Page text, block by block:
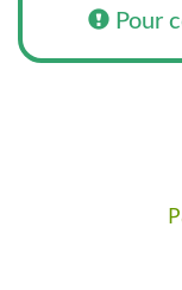
Pour